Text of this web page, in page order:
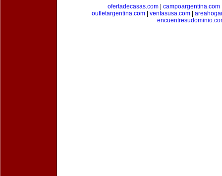
ofertadecasas.com| campoargentina.com
outletargentina.com
ventasusa.com